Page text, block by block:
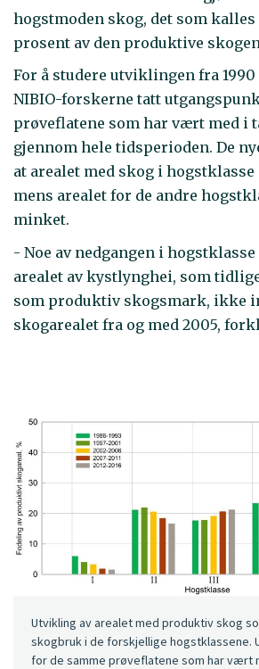
hogstmoden skog, det som kalles
prosent av den produktive
For å studere utviklingen fra
NIBIO-forskerne tatt
prøveflatene som har vært med i
gjennom hele tidsperioden. De
at arealet med skog i hogstklasse
mens arealet for de andre
minket.
- Noe av nedgangen i hogstklasse
arealet av kystlynghei, som
som produktiv skogsmark, ikke
skogarealet fra og med 2005,
Utvikling av arealet med produktiv skog
skogbruk i de forskjellige hogstklassene.
for de samme prøveflatene som har vært